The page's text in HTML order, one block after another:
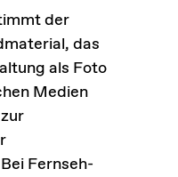
der
das
als Foto
Medien
Fernseh-